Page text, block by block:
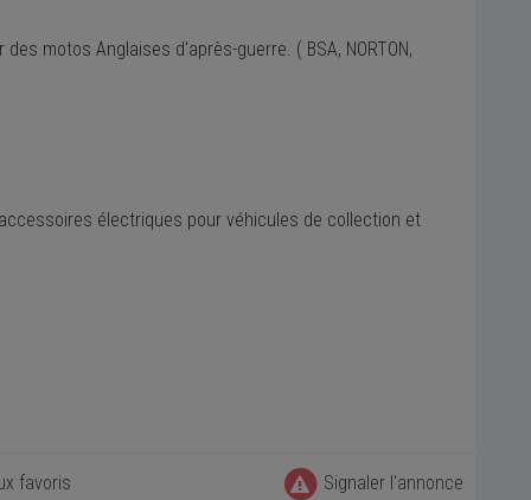
motos Anglaises d'après-guerre. ( BSA, NORTON,
électriques pour véhicules de collection et
favoris Signaler l'annonce